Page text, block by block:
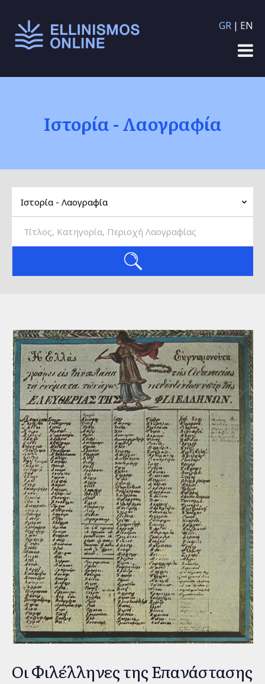
κυρίως περιεχόμενο
GR EN
Ιστορία - Λαογραφία
Οι Φιλέλληνες της Επανάστασης